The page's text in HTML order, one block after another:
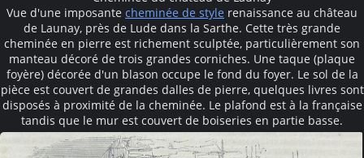
Vue d'une imposante cheminée de style renaissance au château
de Launay, près de Lude dans la Sarthe. Cette très grande
cheminée en pierre est richement sculptée, particulièrement son
manteau décoré de trois grandes corniches. Une taque (plaque
foyère) décorée d'un blason occupe le fond du foyer. Le sol de la
pièce est couvert de grandes dalles de pierre, quelques livres sont
disposés à proximité de la cheminée. Le plafond est à la française
tandis que le mur est couvert de boiseries en partie basse.